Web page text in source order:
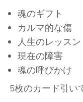
魂のギフト
カルマ的な傷
人生のレッスン
現在の障害
魂の呼びかけ
5枚のカード引い